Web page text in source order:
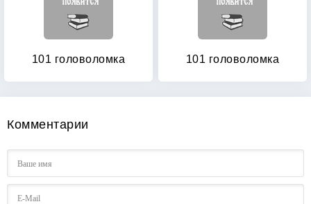
101 головоломка 101 головоломка
Комментарии